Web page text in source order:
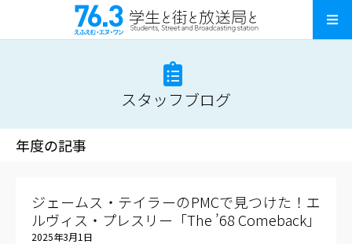
スタッフブログ
年度の記事
ジェームス・テイラーのPMCで見つけた！エ
ルヴィス・プレスリー「The ’68 Comeback」
2025年3月1日